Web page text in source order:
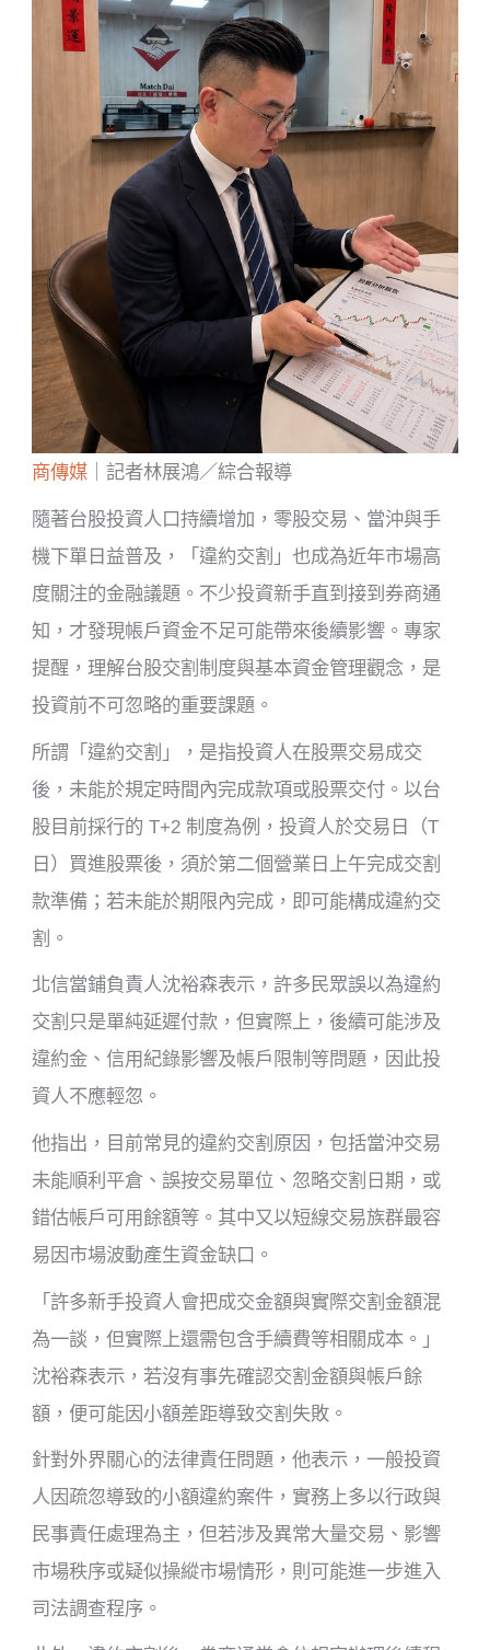
商傳媒 ｜記者林展鴻／綜合報導
隨著台股投資人口持續增加，零股交易、當沖與手
機下單日益普及，「違約交割」也成為近年市場高
度關注的金融議題。不少投資新手直到接到券商通
知，才發現帳戶資金不足可能帶來後續影響。專家
提醒，理解台股交割制度與基本資金管理觀念，是
投資前不可忽略的重要課題。
所謂「違約交割」，是指投資人在股票交易成交
後，未能於規定時間內完成款項或股票交付。以台
股目前採行的 T+2 制度為例，投資人於交易日（T
日）買進股票後，須於第二個營業日上午完成交割
款準備；若未能於期限內完成，即可能構成違約交
割。
北信當鋪負責人沈裕森表示，許多民眾誤以為違約
交割只是單純延遲付款，但實際上，後續可能涉及
違約金、信用紀錄影響及帳戶限制等問題，因此投
資人不應輕忽。
他指出，目前常見的違約交割原因，包括當沖交易
未能順利平倉、誤按交易單位、忽略交割日期，或
錯估帳戶可用餘額等。其中又以短線交易族群最容
易因市場波動產生資金缺口。
「許多新手投資人會把成交金額與實際交割金額混
為一談，但實際上還需包含手續費等相關成本。」
沈裕森表示，若沒有事先確認交割金額與帳戶餘
額，便可能因小額差距導致交割失敗。
針對外界關心的法律責任問題，他表示，一般投資
人因疏忽導致的小額違約案件，實務上多以行政與
民事責任處理為主，但若涉及異常大量交易、影響
市場秩序或疑似操縱市場情形，則可能進一步進入
司法調查程序。